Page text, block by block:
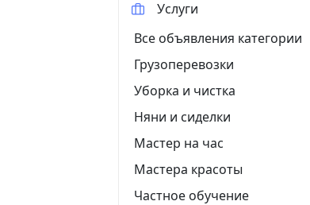
Услуги
Все объявления категории
Грузоперевозки
Уборка и чистка
Няни и сиделки
Мастер на час
Мастера красоты
Частное обучение